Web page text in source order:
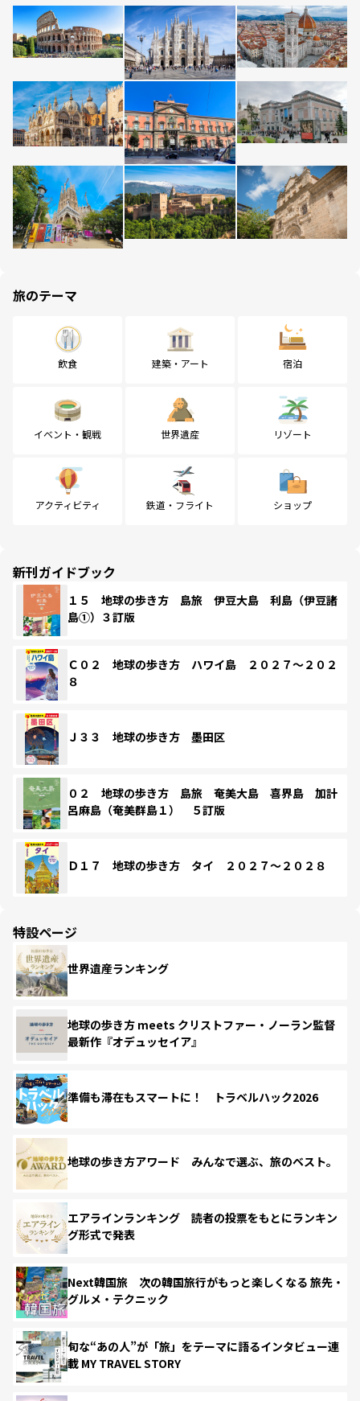
旅のテーマ
飲食 建築・アート 宿泊
イベント・観戦 世界遺産 リゾート
アクティビティ 鉄道・フライト ショップ
新刊ガイドブック
１５ 地球の歩き方 島旅 伊豆大島 利島（伊豆諸
島①）３訂版
Ｃ０２ 地球の歩き方 ハワイ島 ２０２７～２０２
８
Ｊ３３ 地球の歩き方 墨田区
０２ 地球の歩き方 島旅 奄美大島 喜界島 加計
呂麻島（奄美群島１） ５訂版
Ｄ１７ 地球の歩き方 タイ ２０２７～２０２８
特設ページ
世界遺産ランキング
地球の歩き方 meets クリストファー・ノーラン監督
最新作『オデュッセイア』
準備も滞在もスマートに！ トラベルハック2026
地球の歩き方アワード みんなで選ぶ、旅のベスト。
エアラインランキング 読者の投票をもとにランキン
グ形式で発表
Next韓国旅 次の韓国旅行がもっと楽しくなる 旅先・
グルメ・テクニック
旬な“あの人”が「旅」をテーマに語るインタビュー連
載 MY TRAVEL STORY